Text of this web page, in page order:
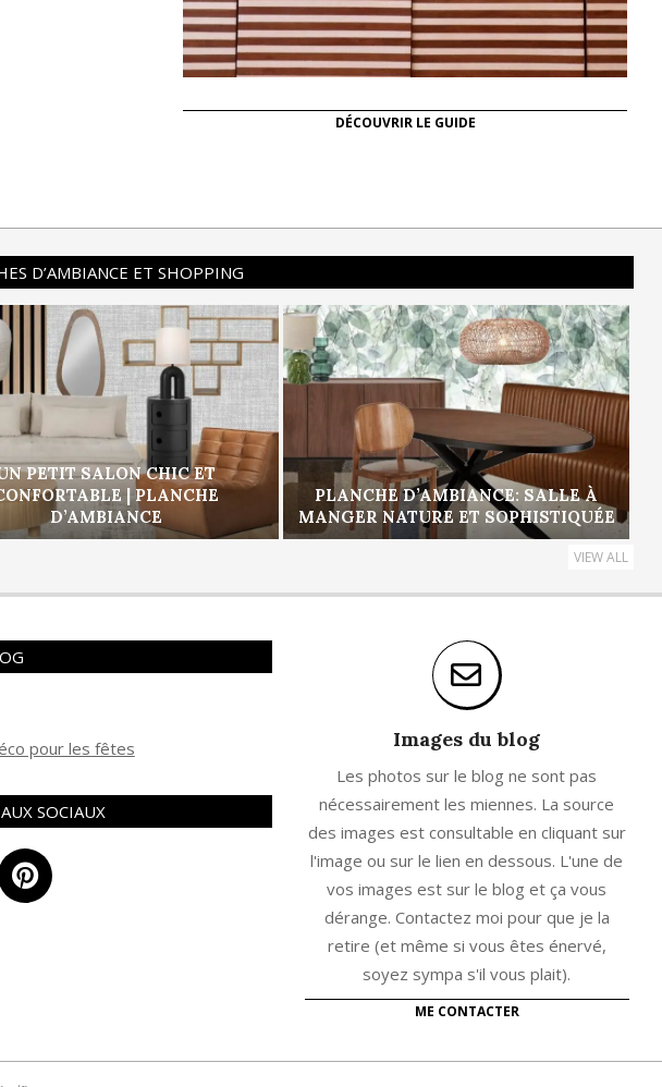
DÉCOUVRIR LE GUIDE
D’AMBIANCE ET SHOPPING
PETIT SALON CHIC ET
| PLANCHE
D’AMBIANCE
PLANCHE D’AMBIANCE: SALLE À
MANGER NATURE ET SOPHISTIQUÉE
VIEW ALL
pour les fêtes
SOCIAUX
Images du blog
Les photos sur le blog ne sont pas
nécessairement les miennes. La source
des images est consultable en cliquant sur
l'image ou sur le lien en dessous. L'une de
vos images est sur le blog et ça vous
dérange. Contactez moi pour que je la
retire (et même si vous êtes énervé,
soyez sympa s'il vous plait).
ME CONTACTER